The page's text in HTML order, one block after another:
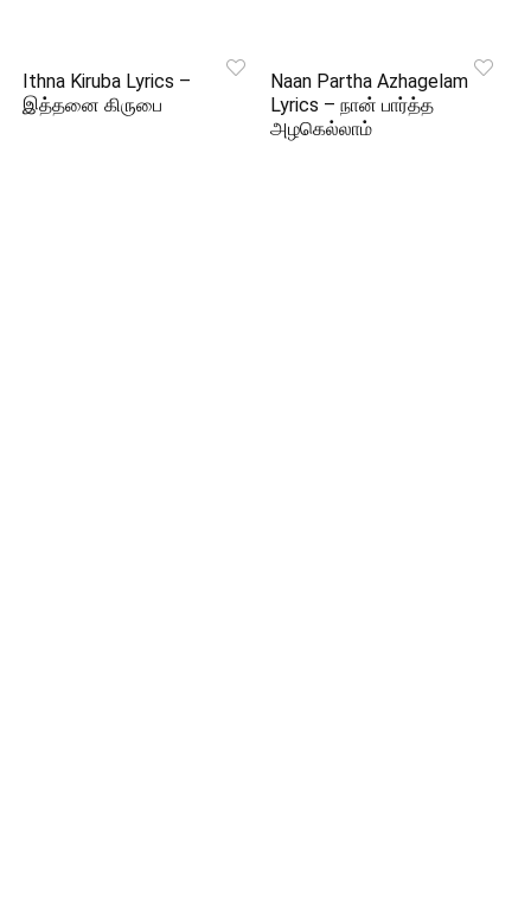
Ithna Kiruba Lyrics –
இத்தனை கிருபை
Naan Partha Azhagelam
Lyrics – நான் பார்த்த
அழகெல்லாம்